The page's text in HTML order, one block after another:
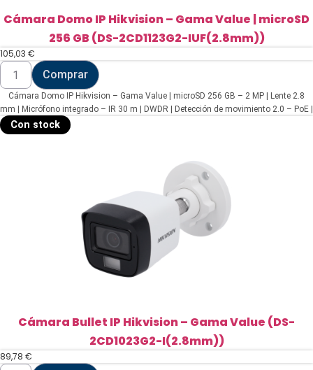
Cámara Domo IP Hikvision – Gama Value | microSD
256 GB (DS-2CD1123G2-IUF(2.8mm))
105,03 €
Cámara
Domo
IP
Hikvision
-
Gama
Value
Comprar
Cámara Domo IP Hikvision – Gama Value | microSD 256 GB – 2 MP | Lente 2.8
mm | Micrófono integrado – IR 30 m | DWDR | Detección de movimiento 2.0 – PoE |
H.265+| IP67 | IK10 – WEB, Software CMS, Smartphone y NVR
Con stock
Cámara Bullet IP Hikvision – Gama Value (DS-
2CD1023G2-I(2.8mm))
89,78 €